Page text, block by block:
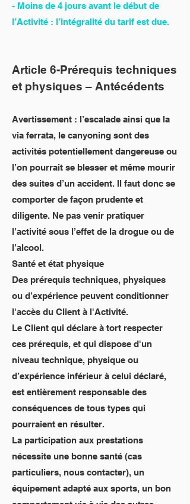
- Moins de 4 jours avant le début de
l’Activité : l’intégralité du tarif est due.
Article 6-Prérequis techniques
et physiques – Antécédents
Avertissement : l’escalade ainsi que la
via ferrata, le canyoning sont des
activités potentiellement dangereuse ou
l’on pourrait se blesser et même mourir
des suites d’un accident. Il faut donc se
comporter de façon prudente et
diligente. Ne pas venir pratiquer
l’activité sous l’effet de la drogue ou de
l’alcool.
Santé et état physique
Des prérequis techniques, physiques
ou d’expérience peuvent conditionner
l'accès du Client à l'Activité.
Le Client qui déclare à tort respecter
ces prérequis, et qui dispose d'un
niveau technique, physique ou
d’expérience inférieur à celui déclaré,
est entièrement responsable des
conséquences de tous types qui
pourraient en résulter.
La participation aux prestations
nécessite une bonne santé (cas
particuliers, nous contacter), un
équipement adapté aux sports, un bon